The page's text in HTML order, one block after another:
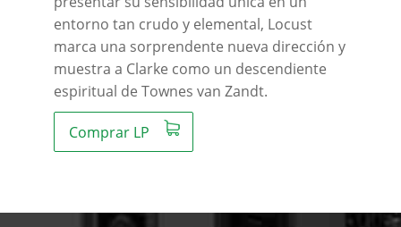
entorno tan crudo y elemental, Locust
marca una sorprendente nueva dirección y
muestra a Clarke como un descendiente
espiritual de Townes van Zandt.
Comprar LP